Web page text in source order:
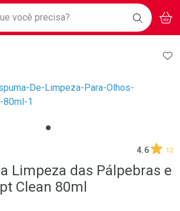
APP e aproveite Ofertas Exclusivas!
BAIXE
O APP
home
página
você precisa? BUSCAR
4.6 12
Limpeza das Pálpebras e
Clean 80ml